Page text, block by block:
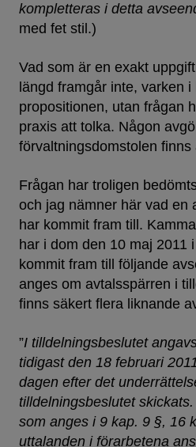
kompletteras i detta
med fet stil.)
Vad som är en exakt
längd framgår inte, varken
propositionen, utan frågan
praxis att tolka. Någon
förvaltningsdomstolen finns
Frågan har troligen
och jag nämner här vad en
har kommit fram till.
har i dom den 10 maj 2011
kommit fram till följande
anges om avtalsspärren i
finns säkert flera liknande
”I tilldelningsbeslutet
tidigast den 18 februari
dagen efter det
tilldelningsbeslutet
som anges i 9 kap. 9 §, 16
uttalanden i förarbetena